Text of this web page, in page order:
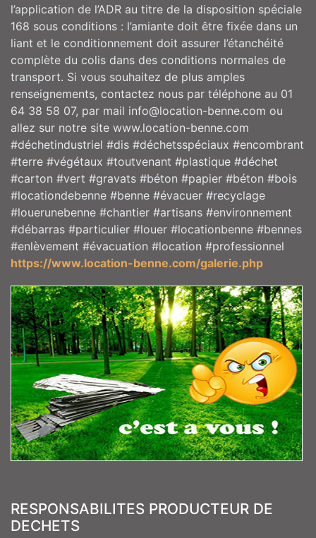
l’application de l’ADR au titre de la disposition spéciale
168 sous conditions : l’amiante doit être fixée dans un
liant et le conditionnement doit assurer l’étanchéité
complète du colis dans des conditions normales de
transport. Si vous souhaitez de plus amples
renseignements, contactez nous par téléphone au 01
64 38 58 07, par mail info@location-benne.com ou
allez sur notre site www.location-benne.com
#déchetindustriel #dis #déchetsspéciaux #encombrant
#terre #végétaux #toutvenant #plastique #déchet
#carton #vert #gravats #béton #papier #béton #bois
#locationdebenne #benne #évacuer #recyclage
#louerunebenne #chantier #artisans #environnement
#débarras #particulier #louer #locationbenne #bennes
#enlèvement #évacuation #location #professionnel
https://www.location-benne.com/galerie.php
RESPONSABILITES PRODUCTEUR DE
DECHETS